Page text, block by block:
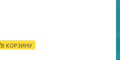
В КОРЗИНУ